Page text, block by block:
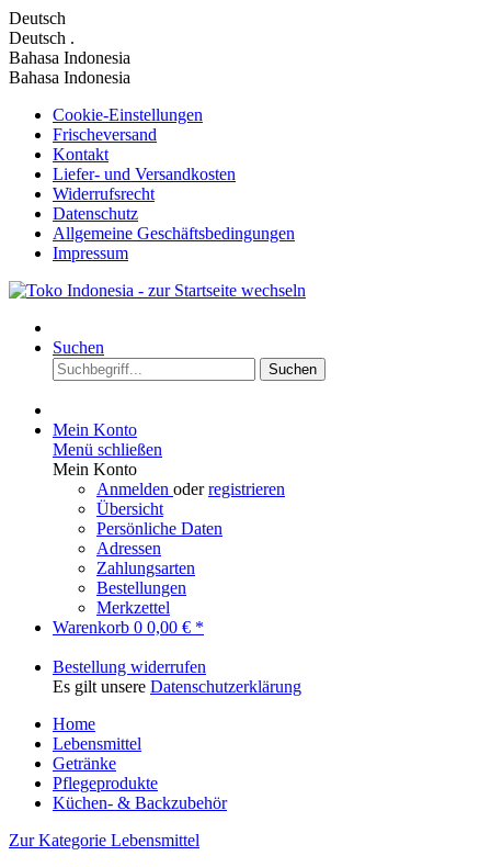
Deutsch
Deutsch .
Bahasa Indonesia
Bahasa Indonesia
Cookie-Einstellungen
Frischeversand
Kontakt
Liefer- und Versandkosten
Widerrufsrecht
Datenschutz
Allgemeine Geschäftsbedingungen
Impressum
Suchen
Suchen
Mein Konto
Menü schließen
Mein Konto
Anmelden oderregistrieren
Übersicht
Persönliche Daten
Adressen
Zahlungsarten
Bestellungen
Merkzettel
Warenkorb 0 0,00 € *
Bestellung widerrufen
Es gilt unsere Datenschutzerklärung
Home
Lebensmittel
Getränke
Pflegeprodukte
Küchen- & Backzubehör
Zur Kategorie Lebensmittel